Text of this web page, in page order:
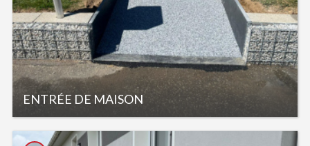
ENTRÉE DE MAISON